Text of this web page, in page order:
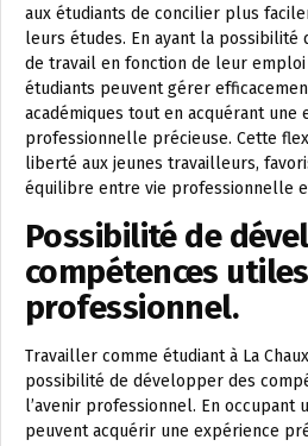
aux étudiants de concilier plus
leurs études. En ayant la possibilité
de travail en fonction de leur
étudiants peuvent gérer
académiques tout en acquérant une
professionnelle précieuse. Cette
liberté aux jeunes travailleurs,
équilibre entre vie professionnelle
Possibilité de
compétences
professionnel.
Travailler comme étudiant à La
possibilité de développer des
l’avenir professionnel. En occupant
peuvent acquérir une expérience